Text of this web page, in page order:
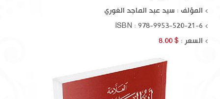
المؤلف : سيد عبد الماجد الغوري
ISBN : 978-9953-520-21-6
السعر : $ 8.00